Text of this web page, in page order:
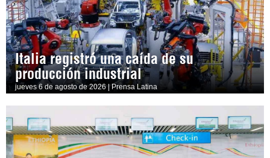
Italia registró una caída de su
producción industrial
jueves 6 de agosto de 2026 | Prensa Latina